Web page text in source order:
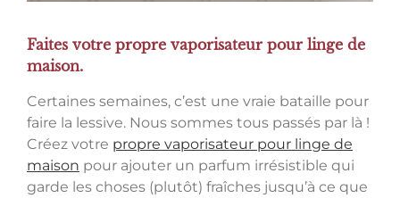
Faites votre propre vaporisateur pour linge de
maison.
Certaines semaines, c’est une vraie bataille pour
faire la lessive. Nous sommes tous passés par là !
Créez votre propre vaporisateur pour linge de
maison pour ajouter un parfum irrésistible qui
garde les choses (plutôt) fraîches jusqu’à ce que